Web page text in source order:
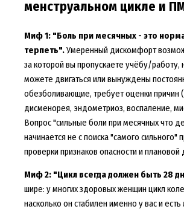
менструальном цикле и
Миф 1: "Боль при месячных - это
терпеть".Умеренный дискомфорт
за которой вы пропускаете учёбу/работу,
можете двигаться или вынуждены
обезболивающие, требует оценки причин
дисменорея, эндометриоз, воспаление,
Вопрос "сильные боли при месячных что
начинается не с поиска "самого сильного"
проверки признаков опасности и плановой
Миф 2: "Цикл всегда должен быть 28
шире: у многих здоровых женщин цикл
насколько он стабилен именно у вас и есть